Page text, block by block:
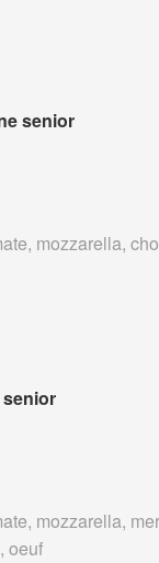
senior
mozzarella,
senior
mozzarella,
oeuf